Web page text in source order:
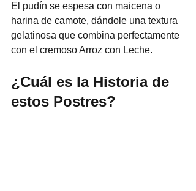
El pudín se espesa con maicena o
harina de camote, dándole una textura
gelatinosa que combina perfectamente
con el cremoso Arroz con Leche.
¿Cuál es la Historia de
estos Postres?